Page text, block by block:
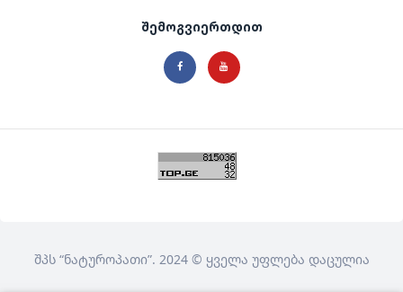
შემოგვიერთდით
შპს “ნატუროპათი”. 2024 © ყველა უფლება დაცულია